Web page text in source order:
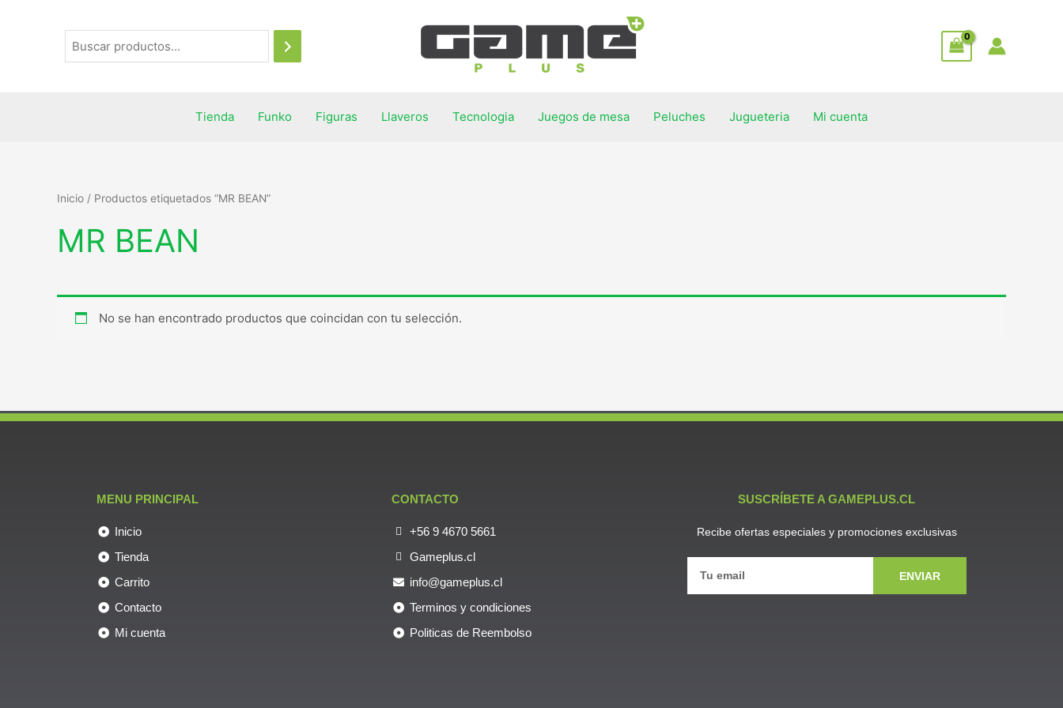
Tienda Funko Figuras Llaveros Tecnologia Juegos de mesa Peluches Jugueteria Mi cuenta
Inicio / Productos etiquetados “MR BEAN”
MR BEAN
No se han encontrado productos que coincidan con tu selección.
MENU PRINCIPAL
Inicio
Tienda
Carrito
Contacto
Mi cuenta
CONTACTO
+56 9 4670 5661
Gameplus.cl
info@gameplus.cl
Terminos y condiciones
Politicas de Reembolso
SUSCRÍBETE A GAMEPLUS.CL
Recibe ofertas especiales y promociones exclusivas
ENVIAR